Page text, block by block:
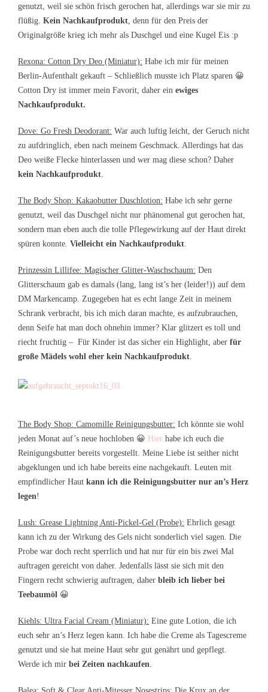
genutzt, weil sie schön frisch gerochen hat, allerdings war sie mir zu
flüßig. Kein Nachkaufprodukt, denn für den Preis der
Originalgröße krieg ich mehr als Duschgel und eine Kugel Eis :p
Rexona: Cotton Dry Deo (Miniatur): Habe ich mir für meinen
Berlin-Aufenthalt gekauft – Schließlich musste ich Platz sparen 😀
Cotton Dry ist immer mein Favorit, daher ein ewiges
Nachkaufprodukt.
Dove: Go Fresh Deodorant: War auch luftig leicht, der Geruch nicht
zu aufdringlich, eben nach meinem Geschmack. Allerdings hat das
Deo weiße Flecke hinterlassen und wer mag diese schon? Daher
kein Nachkaufprodukt.
The Body Shop: Kakaobutter Duschlotion: Habe ich sehr gerne
genutzt, weil das Duschgel nicht nur phänomenal gut gerochen hat,
sondern man eben auch die tolle Pflegewirkung auf der Haut direkt
spüren konnte. Vielleicht ein Nachkaufprodukt.
Prinzessin Lillifee: Magischer Glitter-Waschschaum: Den
Glitterschaum gab es damals (lang, lang ist’s her (leider!)) auf dem
DM Markencamp. Zugegeben hat es echt lange Zeit in meinem
Schrank verbracht, bis ich mich daran machte, es aufzubrauchen,
denn Seife hat man doch ohnehin immer? Klar glitzert es toll und
riecht fruchtig – Für Kinder ist das sicher ein Highlight, aber für
große Mädels wohl eher kein Nachkaufprodukt.
The Body Shop: Camomille Reinigungsbutter: Ich könnte sie wohl
jeden Monat auf’s neue hochloben 😀 Hier habe ich euch die
Reinigungsbutter bereits vorgestellt. Meine Liebe ist seither nicht
abgeklungen und ich habe bereits eine nachgekauft. Leuten mit
empfindlicher Haut kann ich die Reinigungsbutter nur an’s Herz
legen!
Lush: Grease Lightning Anti-Pickel-Gel (Probe): Ehrlich gesagt
kann ich zu der Wirkung des Gels nicht sonderlich viel sagen. Die
Probe war doch recht sperrlich und hat nur für ein bis zwei Mal
auftragen gereicht von daher. Jedenfalls lässt sie sich mit den
Fingern recht schwierig auftragen, daher bleib ich lieber bei
Teebaumöl 😀
Kiehls: Ultra Facial Cream (Miniatur): Eine gute Lotion, die ich
euch sehr an’s Herz legen kann. Ich habe die Creme als Tagescreme
genutzt und sie hat meine Haut sehr gut genährt und gepflegt.
Werde ich mir bei Zeiten nachkaufen.